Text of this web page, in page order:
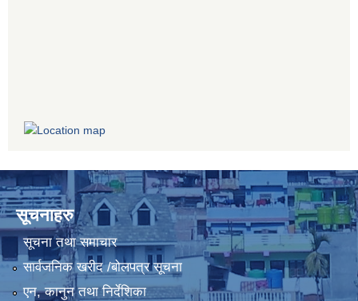
सूचनाहरु
सूचना तथा समाचार
सार्वजनिक खरीद /बोलपत्र सूचना
एन, कानुन तथा निर्देशिका